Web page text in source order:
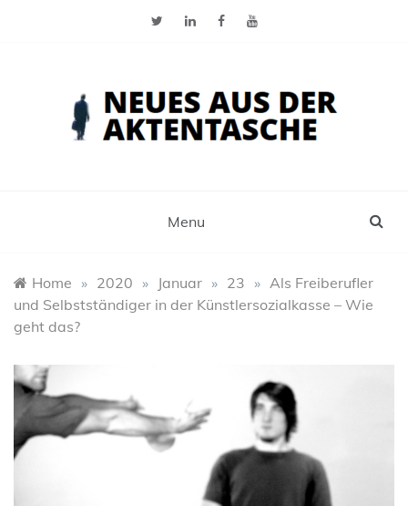
Menu
Home » 2020 » Januar » 23 » Als Freiberufler
und Selbstständiger in der Künstlersozialkasse – Wie
geht das?